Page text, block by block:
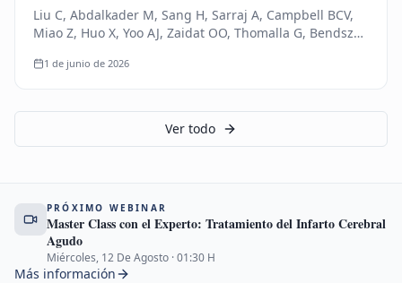
Liu C, Abdalkader M, Sang H, Sarraj A, Campbell BCV,
Miao Z, Huo X, Yoo AJ, Zaidat OO, Thomalla G, Bendszus
Yaghi S, Sun D,…
1 de junio de 2026
Ver todo
PRÓXIMO WEBINAR
Master Class con el Experto: Tratamiento del Infarto Cerebral
Agudo
Miércoles, 12 De Agosto ·01:30 H
Más información